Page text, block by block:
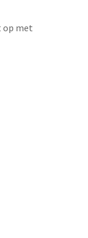
op met